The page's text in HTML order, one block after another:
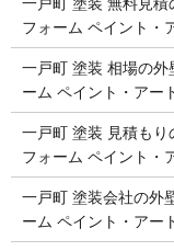
フォーム ペイント・
一戸町 塗装 相場の外
ーム ペイント・アー
一戸町 塗装 見積もり
フォーム ペイント・
一戸町 塗装会社の外
ーム ペイント・アー